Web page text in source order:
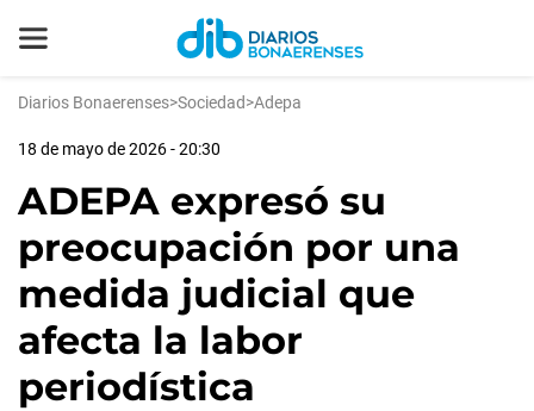
Diarios Bonaerenses>Sociedad>Adepa
18 de mayo de 2026 - 20:30
ADEPA expresó su
preocupación por una
medida judicial que
afecta la labor
periodística